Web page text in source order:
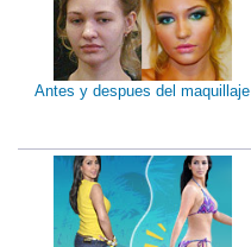
Antes y despues del maquillaje